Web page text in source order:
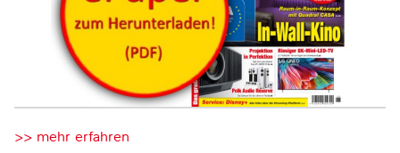
>> mehr erfahren